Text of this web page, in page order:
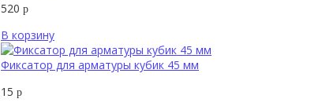
520 р
В корзину
Фиксатор для арматуры кубик 45 мм
15 р